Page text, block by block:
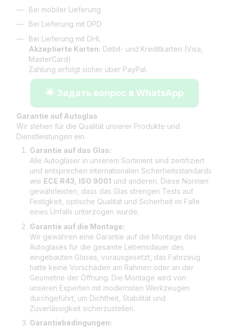
Bei mobiler Lieferung
Bei Lieferung mit DPD
Bei Lieferung mit DHL
Akzeptierte Karten: Debit- und Kreditkarten (Visa,
MasterCard)
Zahlung erfolgt sicher über PayPal.
🌟 Задать вопрос в WhatsApp
Garantie auf Autoglas
Wir stehen für die Qualität unserer Produkte und
Dienstleistungen ein.
Garantie auf das Glas:
Alle Autogläser in unserem Sortiment sind zertifiziert
und entsprechen internationalen Sicherheitsstandards
wie ECE R43 ISO 9001 und anderen. Diese Normen
gewährleisten, dass das Glas strengen Tests auf
Festigkeit, optische Qualität und Sicherheit im Falle
eines Unfalls unterzogen wurde.
Garantie auf die Montage:
Wir gewähren eine Garantie auf die Montage des
Autoglases für die gesamte Lebensdauer des
eingebauten Glases, vorausgesetzt, das Fahrzeug
hatte keine Vorschäden am Rahmen oder an der
Geometrie der Öffnung. Die Montage wird von
unseren Experten mit modernsten Werkzeugen
durchgeführt, um Dichtheit, Stabilität und
Zuverlässigkeit sicherzustellen.
Garantiebedingungen: